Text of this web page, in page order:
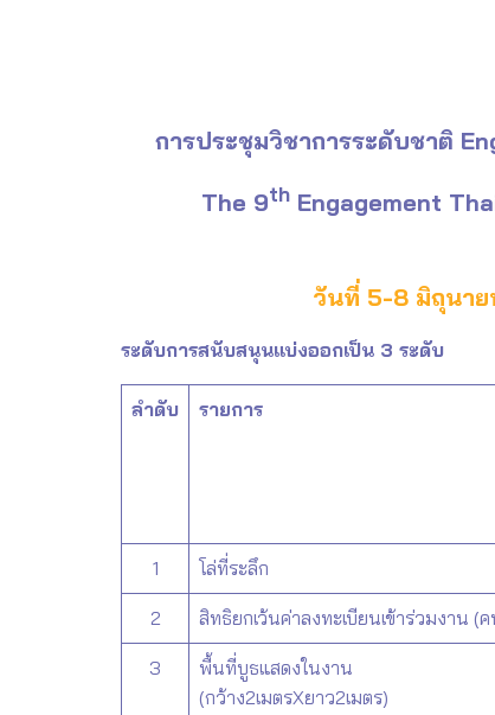
การประชุมวิชาการระดับชาติ
The 9thEngagement
วันที่ 5-8 มิถุนาย
ระดับการสนับสนุนแบ่งออกเป็น 3 ระดับ
ลำดับ รายการ
1 โล่ที่ระลึก
2 สิทธิยกเว้นค่าลงทะเบียนเข้าร่วมงาน (
3
พื้นที่บูธแสดงในงาน
(กว้าง2เมตรXยาว2เมตร)